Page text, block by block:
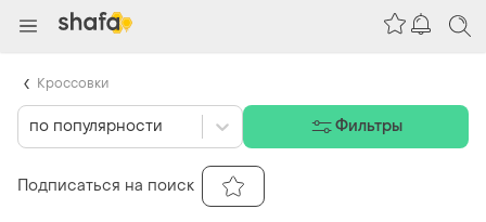
по популярности Фильтры
Подписаться на поиск
Кроссовки